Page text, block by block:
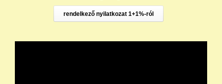
rendelkező nyilatkozat 1+1%-ról